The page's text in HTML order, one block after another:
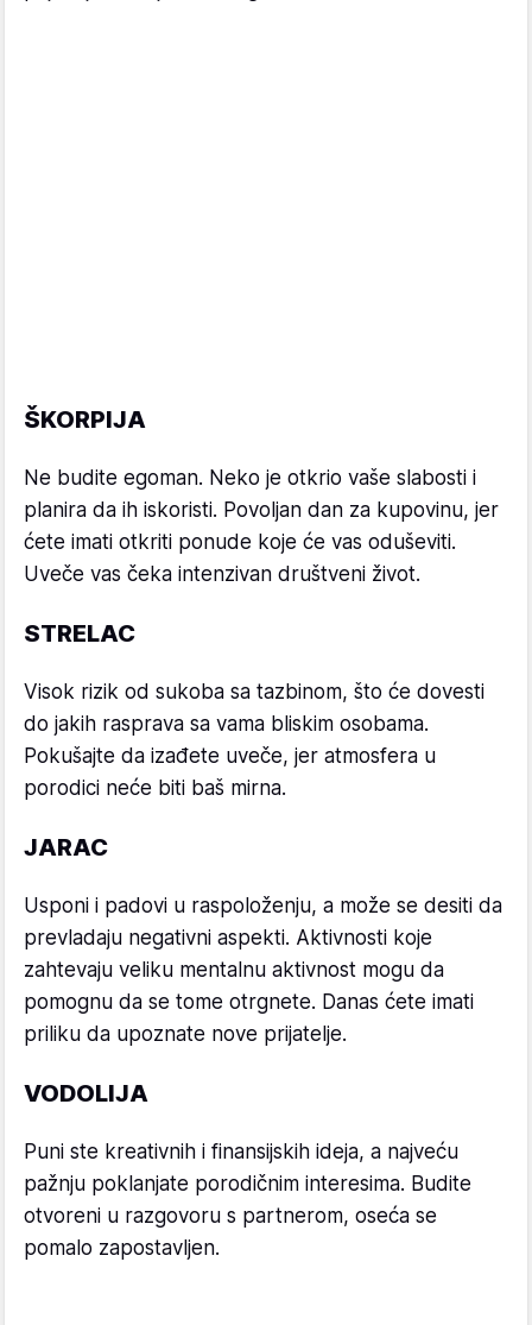
ŠKORPIJA
Ne budite egoman. Neko je otkrio vaše slabosti i
planira da ih iskoristi. Povoljan dan za kupovinu, jer
ćete imati otkriti ponude koje će vas oduševiti.
Uveče vas čeka intenzivan društveni život.
STRELAC
Visok rizik od sukoba sa tazbinom, što će dovesti
do jakih rasprava sa vama bliskim osobama.
Pokušajte da izađete uveče, jer atmosfera u
porodici neće biti baš mirna.
JARAC
Usponi i padovi u raspoloženju, a može se desiti da
prevladaju negativni aspekti. Aktivnosti koje
zahtevaju veliku mentalnu aktivnost mogu da
pomognu da se tome otrgnete. Danas ćete imati
priliku da upoznate nove prijatelje.
VODOLIJA
Puni ste kreativnih i finansijskih ideja, a najveću
pažnju poklanjate porodičnim interesima. Budite
otvoreni u razgovoru s partnerom, oseća se
pomalo zapostavljen.